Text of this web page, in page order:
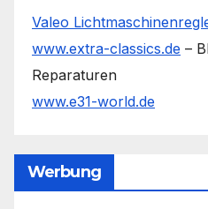
Valeo
www.extra-classics.de –
Reparaturen
www.e31-world.de
Werbung